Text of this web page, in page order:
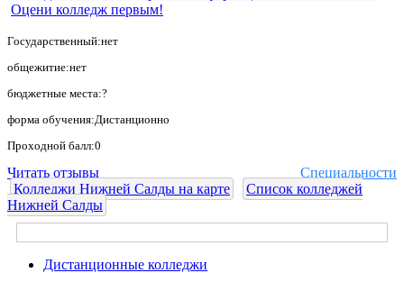
Оцени колледж первым!
Государственный:нет
общежитие:нет
бюджетные места:?
форма обучения:Дистанционно
Проходной балл:0
Специальности
Читать отзывы
Колледжи Нижней Салды на карте
Список колледжей
Нижней Салды
Дистанционные колледжи